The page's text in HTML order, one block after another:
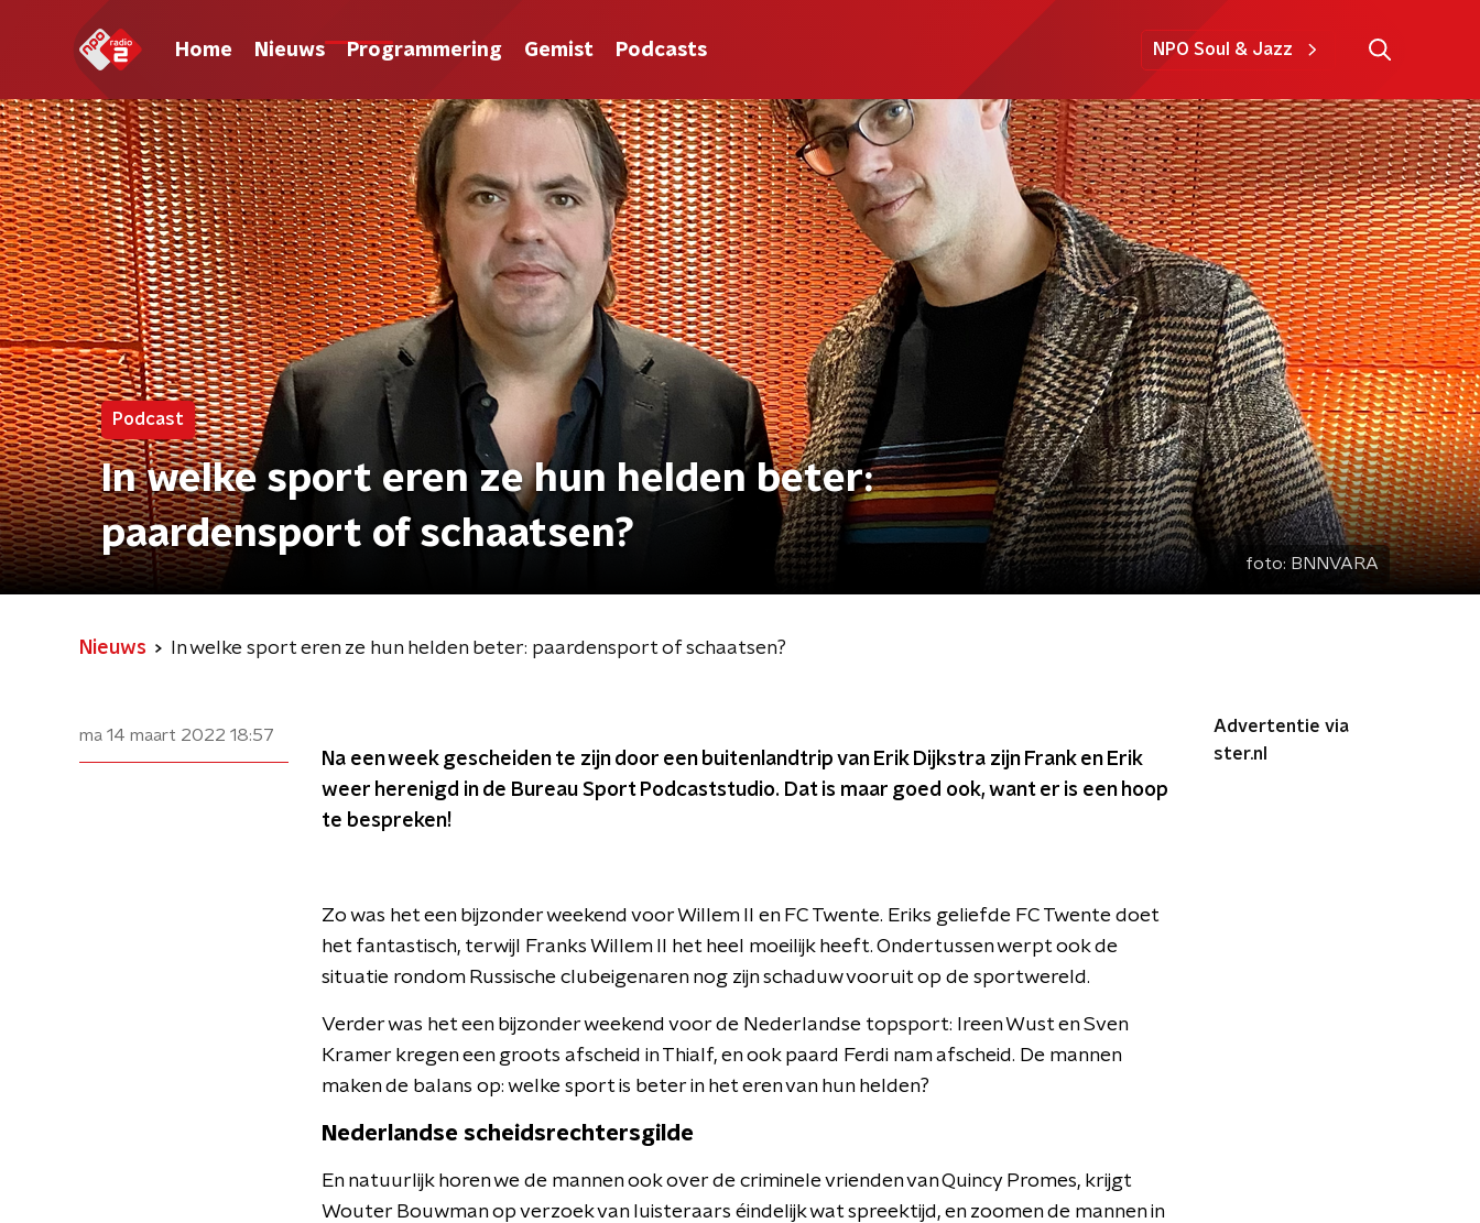
Home Nieuws Programmering Gemist Podcasts NPO Soul & Jazz
Podcast
In welke sport eren ze hun helden beter:
paardensport of schaatsen?
foto: BNNVARA
Nieuws In welke sport eren ze hun helden beter: paardensport of schaatsen?
ma 14 maart 2022 18:57
Na een week gescheiden te zijn door een buitenlandtrip van Erik Dijkstra zijn Frank en Erik
weer herenigd in de Bureau Sport Podcaststudio. Dat is maar goed ook, want er is een hoop
te bespreken!
Zo was het een bijzonder weekend voor Willem II en FC Twente. Eriks geliefde FC Twente doet
het fantastisch, terwijl Franks Willem II het heel moeilijk heeft. Ondertussen werpt ook de
situatie rondom Russische clubeigenaren nog zijn schaduw vooruit op de sportwereld.
Verder was het een bijzonder weekend voor de Nederlandse topsport: Ireen Wust en Sven
Kramer kregen een groots afscheid in Thialf, en ook paard Ferdi nam afscheid. De mannen
maken de balans op: welke sport is beter in het eren van hun helden?
Nederlandse scheidsrechtersgilde
En natuurlijk horen we de mannen ook over de criminele vrienden van Quincy Promes, krijgt
Wouter Bouwman op verzoek van luisteraars éindelijk wat spreektijd, en zoomen de mannen in
Advertentie via
ster.nl